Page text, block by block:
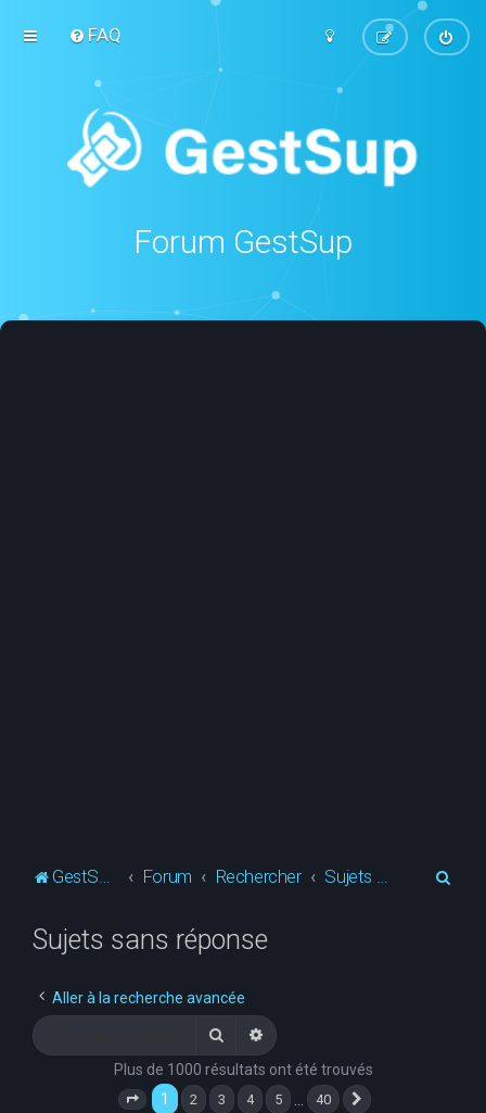
FAQ
Forum GestSup
GestSup.fr Forum Rechercher Sujets sans réponse
Sujets sans réponse
Aller à la recherche avancée
RechercherRecherche avancée
Plus de 1000 résultats ont été trouvés
Page 1 sur40
1 2 3 4 5 40